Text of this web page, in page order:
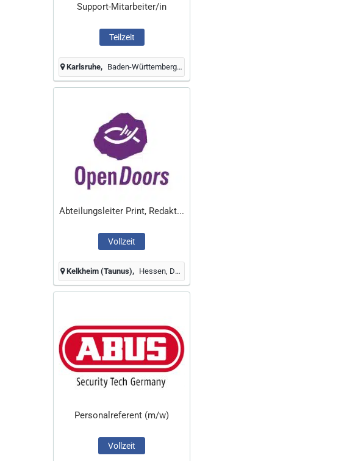
Support-Mitarbeiter/in
Teilzeit
Karlsruhe Baden-Württemberg, Deutschland
Abteilungsleiter Print, Redakt...
Vollzeit
Kelkheim (Taunus) Hessen, Deutschland
Personalreferent (m/w)
Vollzeit